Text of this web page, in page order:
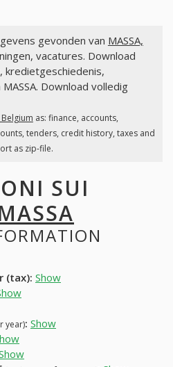
gevonden van MASSA,
vacatures. Download
kredietgeschiedenis,
Download volledig
Belgium as: finance, accounts,
tenders, credit history, taxes and
as zip-file.
SUI
(tax): Show
year): Show